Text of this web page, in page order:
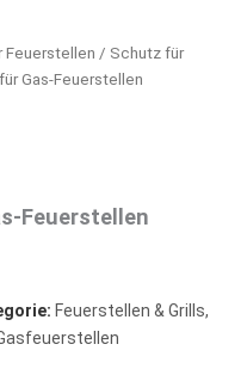
Feuerstellen / Schutz für
Gas-Feuerstellen
Feuerstellen
Feuerstellen & Grills,